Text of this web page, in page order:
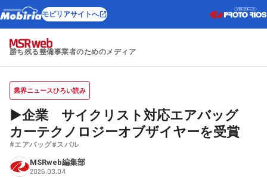
モビリアサイトへ
勝ち残る整備事業者のためのメディア
業界ニュースひろい読み
▶企業 サイクリスト対応エアバッグ
カーテクノロジーオブザイヤーを受賞
#エアバッグ#スバル
MSRweb編集部
2026.03.04